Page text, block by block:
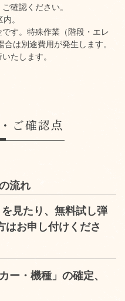
確認ください。
。
す。特殊作業（階段・エレ
は別途費用が発生します。
たします。
ご確認点
流れ
見たり、無料試し弾
はお申し付けくださ
ー・機種」の確定、